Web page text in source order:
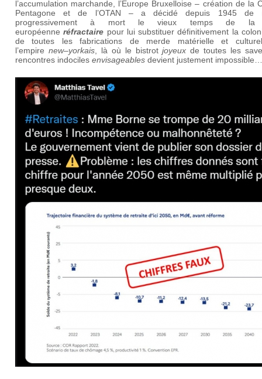
l’accumulation marchande, l’Europe Bruxelloise – création de la
Pentagone et de l’OTAN – a décidé depuis 1945 de
progressivement à mort le vieux temps de la
européenneréfractaire pour lui substituer définitivement la
de toutes les fabrications de merde matérielle et
l’empire new–yorkais, là où le bistrotjoyeux de toutes les
rencontres indociles envisageables devient justement impossible…